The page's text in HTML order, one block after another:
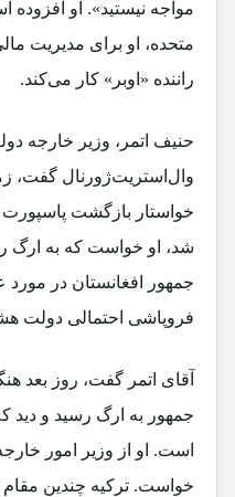
مواجه نیستید». او افزوده
متحده، او برای مدیریت
راننده «اوبر» کار می‌کند.
حنیف اتمر، وزیر خارجه
وال‌استریت‌ژورنال گفت،
خواستار بازگشت
شد، او خواست که به ارگ
جمهور افغانستان در مورد
فروپاشی احتمالی دولت
آقای اتمر گفت، روز بعد
جمهور به ارگ رسید و دید
است. او از وزیر امور
خواست. ترکیه چندین مقام